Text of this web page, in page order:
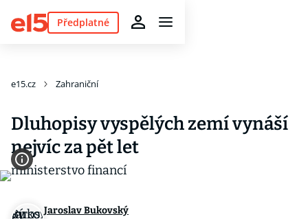
Předplatné
e15.cz Zahraniční
Dluhopisy vyspělých zemí vynáší
nejvíc za pět let
Jaroslav Bukovský